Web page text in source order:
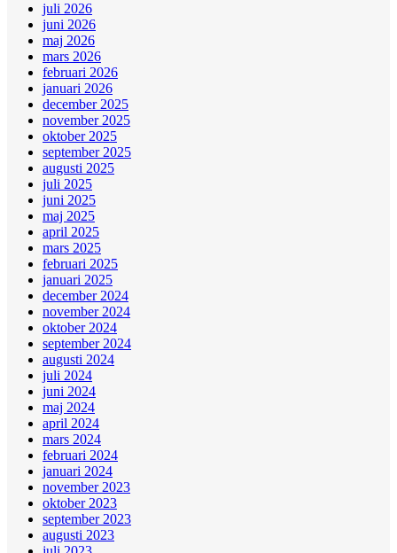
juli 2026
juni 2026
maj 2026
mars 2026
februari 2026
januari 2026
december 2025
november 2025
oktober 2025
september 2025
augusti 2025
juli 2025
juni 2025
maj 2025
april 2025
mars 2025
februari 2025
januari 2025
december 2024
november 2024
oktober 2024
september 2024
augusti 2024
juli 2024
juni 2024
maj 2024
april 2024
mars 2024
februari 2024
januari 2024
november 2023
oktober 2023
september 2023
augusti 2023